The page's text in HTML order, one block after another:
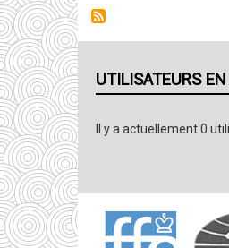
UTILISATEURS
Il y a actuellement 0